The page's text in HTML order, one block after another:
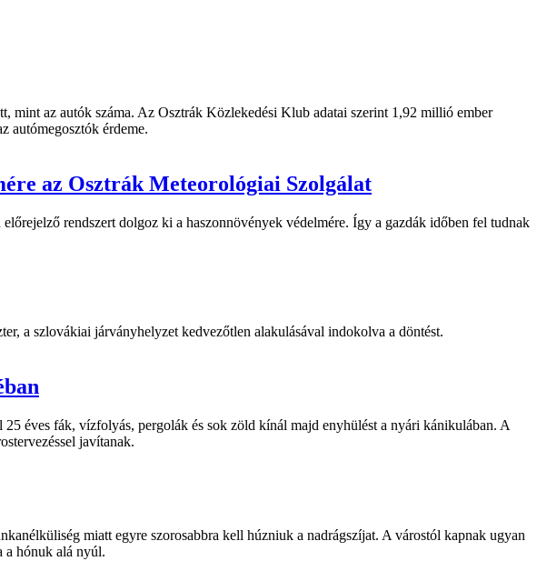
mint az autók száma. Az Osztrák Közlekedési Klub adatai szerint 1,92 millió ember
autómegosztók érdeme.
az Osztrák Meteorológiai Szolgálat
rendszert dolgoz ki a haszonnövények védelmére. Így a gazdák időben fel tudnak
a szlovákiai járványhelyzet kedvezőtlen alakulásával indokolva a döntést.
éves fák, vízfolyás, pergolák és sok zöld kínál majd enyhülést a nyári kánikulában. A
javítanak.
miatt egyre szorosabbra kell húzniuk a nadrágszíjat. A várostól kapnak ugyan
a hónuk alá nyúl.